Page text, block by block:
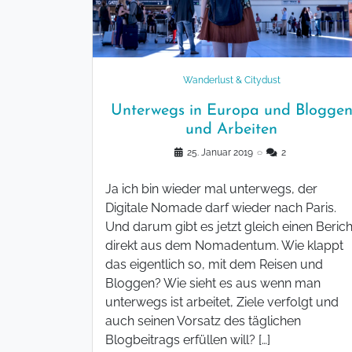
Wanderlust & Citydust
Unterwegs in Europa und Bloggen
und Arbeiten
25. Januar 2019 ◌ 2
Ja ich bin wieder mal unterwegs, der
Digitale Nomade darf wieder nach Paris.
Und darum gibt es jetzt gleich einen
direkt aus dem Nomadentum. Wie klappt
das eigentlich so, mit dem Reisen und
Bloggen? Wie sieht es aus wenn man
unterwegs ist arbeitet, Ziele verfolgt und
auch seinen Vorsatz des täglichen
Blogbeitrags erfüllen will? […]